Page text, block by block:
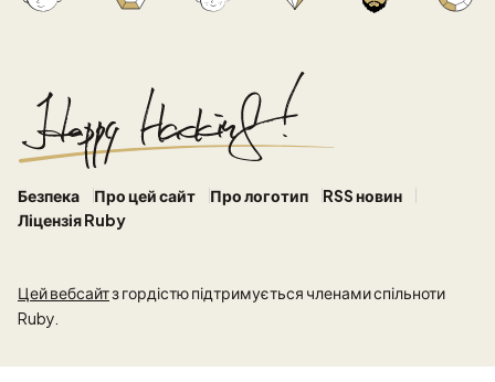
Безпека Про цей сайт Про логотип
RSS новин
Ліцензія Ruby
Цей вебсайтз гордістю підтримується членами спільноти
Ruby.